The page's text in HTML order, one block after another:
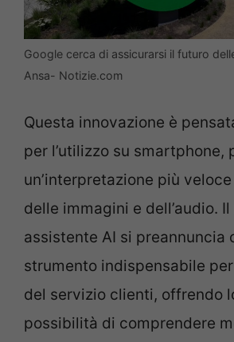
Google cerca di assicurarsi il futuro
Ansa- Notizie.com
Questa innovazione è
per l’utilizzo su smartphone,
un’interpretazione più
delle immagini e dell’audio.
assistente AI si preannuncia
strumento indispensabile
del servizio clienti, offrendo
possibilità di comprendere